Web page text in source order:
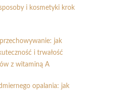
i kosmetyki krok
jak
i trwałość
z witaminą A
opalania: jak